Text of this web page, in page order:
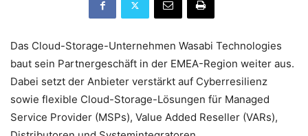
Das Cloud-Storage-Unternehmen Wasabi Technologies
baut sein Partnergeschäft in der EMEA-Region weiter aus.
Dabei setzt der Anbieter verstärkt auf Cyberresilienz
sowie flexible Cloud-Storage-Lösungen für Managed
Service Provider (MSPs), Value Added Reseller (VARs),